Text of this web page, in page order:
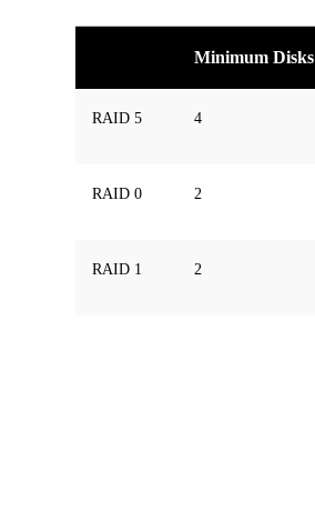
Minimum Disks
RAID 5 4
RAID 0 2
RAID 1 2